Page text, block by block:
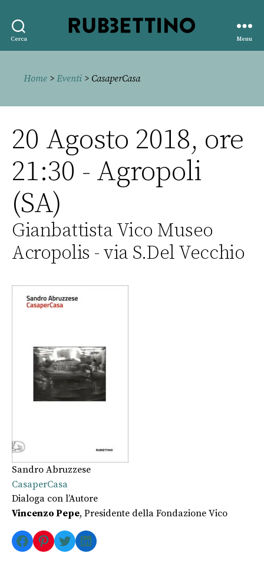
Cerca
editore
Menu
Home > Eventi > CasaperCasa
20 Agosto 2018, ore
21:30 - Agropoli
(SA)
Gianbattista Vico Museo
Acropolis - via S.Del Vecchio
Sandro Abruzzese
CasaperCasa
Dialoga con l’Autore
Vincenzo Pepe, Presidente della Fondazione Vico
Facebook
Pinterest
TwitterLinkedIn